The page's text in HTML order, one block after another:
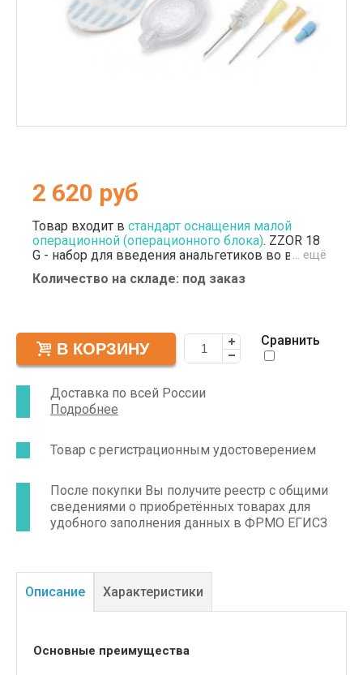
2 620 руб
Товар входит в стандарт оснащения малой
операционной (операционного блока). ZZOR 18
G - набор для введения анальгетиков во время
хирургического вмешательства и других
медицинских процедур, требующих анестезии.
катетер или иглы в правильном положении.
Используется в общей хирургии,
травматологии, гинекологии, других
направлениях медицины.
… ещё
Количество на складе: под заказ
Сравнить
Доставка по всей России
Подробнее
Товар с регистрационным удостоверением
После покупки Вы получите реестр с общими
сведениями о приобретённых товарах для
удобного заполнения данных в ФРМО ЕГИСЗ
Описание Характеристики
Основные преимущества